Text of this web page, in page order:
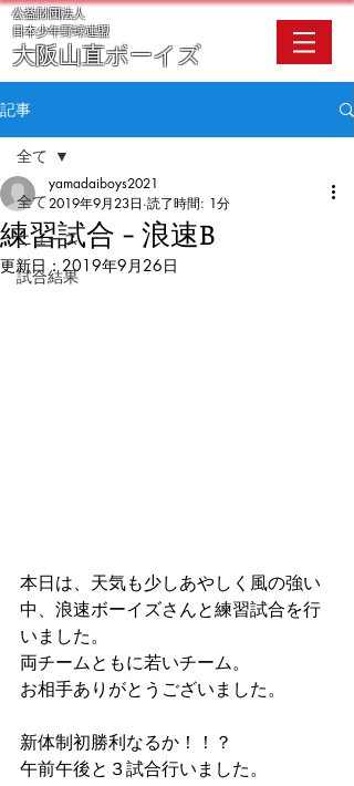
公益財団法人
​日本少年野球連盟
大阪山直ボーイズ
記事
全て
ニュース
試合結果
全て
練習試合 - 浪速B
yamadaiboys2021
2019年9月23日 読了時間: 1分
更新日：2019年9月26日
本日は、天気も少しあやしく風の強い
中、浪速ボーイズさんと練習試合を行
いました。
両チームともに若いチーム。
お相手ありがとうございました。
新体制初勝利なるか！！？
午前午後と３試合行いました。